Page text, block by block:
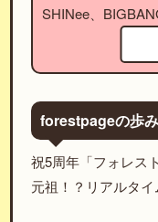
SHINee、
forestpageの歩み
祝5周年「フォレス
元祖！？リアルタイ